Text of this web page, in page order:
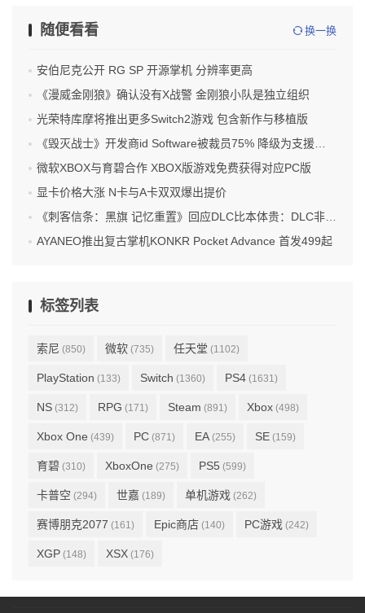
随便看看 换一换
安伯尼克公开 RG SP 开源掌机 分辨率更高
《漫威金刚狼》确认没有X战警 金刚狼小队是独立组织
光荣特库摩将推出更多Switch2游戏 包含新作与移植版
《毁灭战士》开发商id Software被裁员75% 降级为支援工作室
微软XBOX与育碧合作 XBOX版游戏免费获得对应PC版
显卡价格大涨 N卡与A卡双双爆出提价
《刺客信条：黑旗 记忆重置》回应DLC比本体贵：DLC非必须
AYANEO推出复古掌机KONKR Pocket Advance 首发499起
标签列表
索尼 (850) 微软 (735) 任天堂 (1102)
PlayStation (133) Switch (1360) PS4 (1631)
NS (312) RPG (171) Steam (891) Xbox (498)
Xbox One (439) PC (871) EA (255) SE (159)
育碧 (310) XboxOne (275) PS5 (599)
卡普空 (294) 世嘉 (189) 单机游戏 (262)
赛博朋克2077 (161) Epic商店 (140) PC游戏 (242)
XGP (148) XSX (176)